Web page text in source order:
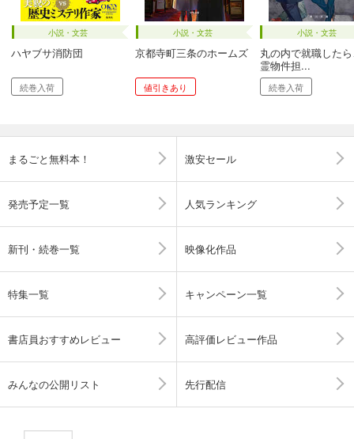
小説・文芸
ハヤブサ消防団
続巻入荷
小説・文芸
京都寺町三条のホームズ
値引きあり
小説・文芸
丸の内で就職した
霊物件担...
続巻入荷
まるごと無料本！ 激安セール
発売予定一覧 人気ランキング
新刊・続巻一覧 映像化作品
特集一覧 キャンペーン一覧
書店員おすすめレビュー 高評価レビュー作品
みんなの公開リスト 先行配信